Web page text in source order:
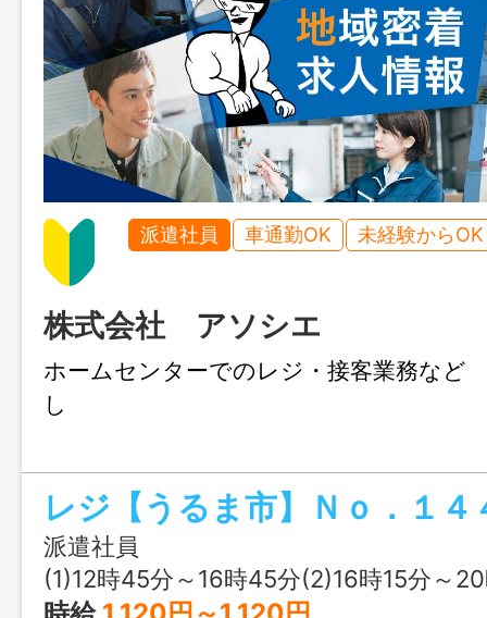
派遣社員 車通勤OK 未経験からOK
株式会社 アソシエ
ホームセンターでのレジ・接客業務な
し
派遣社員
(1)12時45分～16時45分(2)16時15分～20時15分